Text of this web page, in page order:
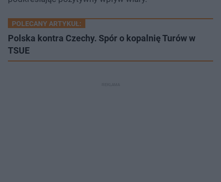
POLECANY ARTYKUŁ:
Polska kontra Czechy. Spór o kopalnię Turów w
TSUE